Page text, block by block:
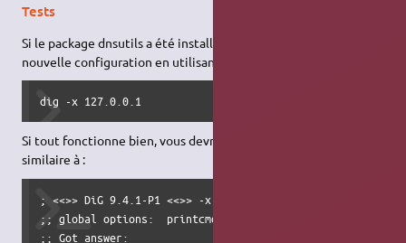
Tests
Si le package dnsutils a été installé, il est possible de tester la
nouvelle configuration en utilisant dig :
dig -x 127.0.0.1
Si tout fonctionne bien, vous devriez voir apparaître une sortie
similaire à :
; <<>> DiG 9.4.1-P1 <<>> -x 127.0.0.1
;; global options:  printcmd
;; Got answer: